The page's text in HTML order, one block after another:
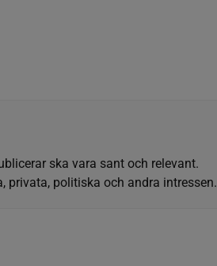
ska vara sant och relevant.
privata, politiska och andra intressen.